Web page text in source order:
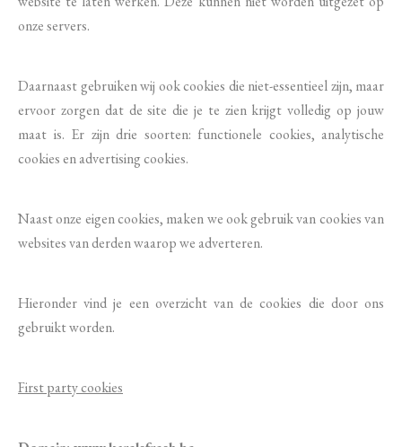
onze servers.
Daarnaast gebruiken wij ook cookies die niet-essentieel zijn, maar
ervoor zorgen dat de site die je te zien krijgt volledig op jouw
maat is. Er zijn drie soorten: functionele cookies, analytische
cookies en advertising cookies.
Naast onze eigen cookies, maken we ook gebruik van cookies van
websites van derden waarop we adverteren.
Hieronder vind je een overzicht van de cookies die door ons
gebruikt worden.
First party cookies